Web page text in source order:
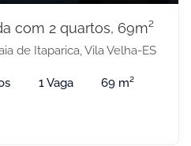
com 2 quartos, 69m²
de Itaparica, Vila Velha-ES
1 Vaga 69 m²